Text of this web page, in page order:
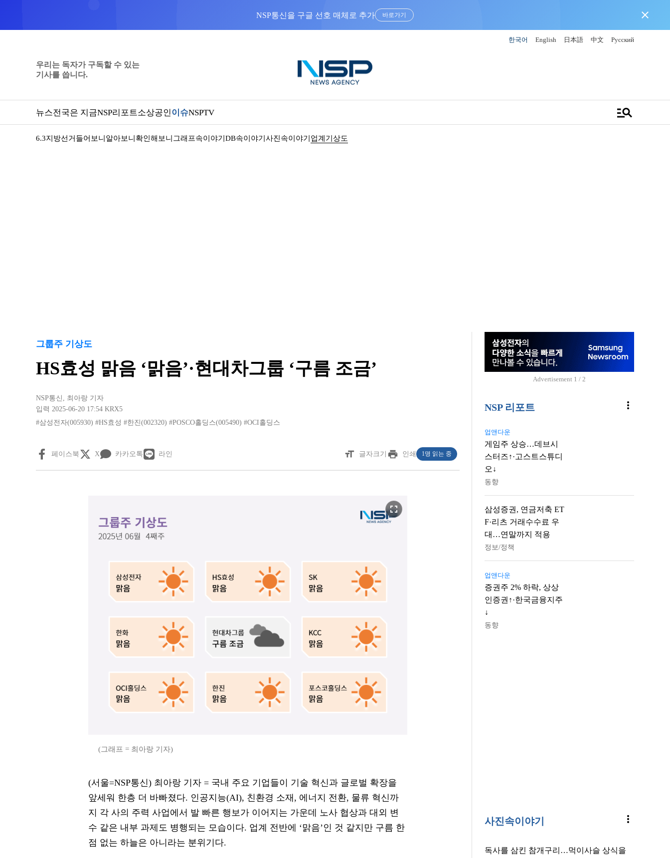
NSP통신을 구글 선호 매체로 추가 바로가기 close
한국어 English 日本語 中文 Русский
우리는 독자가 구독할 수 있는
기사를 씁니다.
뉴스전국은 지금NSP리포트소상공인이슈NSPTV manage_search
6.3지방선거 들어보니 알아보니 확인해보니 그래프속이야기 DB속이야기 사진속이야기 업계기상도
그룹주 기상도
HS효성 맑음 ‘맑음’·현대차그룹 ‘구름 조금’
NSP통신 , 최아랑 기자
입력 2025-06-20 17:54 KRX5
#삼성전자(005930) #HS효성 #한진(002320) #POSCO홀딩스(005490) #OCI홀딩스
페이스북 X 카카오톡 라인 format_size 글자크기 print 인쇄 1명 읽는 중
fullscreen
(그래프 = 최아랑 기자)
(서울=NSP통신) 최아랑 기자 = 국내 주요 기업들이 기술 혁신과 글로벌 확장을
앞세워 한층 더 바빠졌다. 인공지능(AI), 친환경 소재, 에너지 전환, 물류 혁신까
지 각 사의 주력 사업에서 발 빠른 행보가 이어지는 가운데 노사 협상과 대외 변
수 같은 내부 과제도 병행되는 모습이다. 업계 전반에 ‘맑음’인 것 같지만 구름 한
점 없는 하늘은 아니라는 분위기다.
Advertisement 1 / 2
NSP 리포트 more_vert
업앤다운
게임주 상승…데브시
스터즈↑·고스트스튜디
오↓
동향
삼성증권, 연금저축 ET
F·리츠 거래수수료 우
대…연말까지 적용
정보/정책
업앤다운
증권주 2% 하락, 상상
인증권↑·한국금융지주
↓
동향
사진속이야기 more_vert
독사를 삼킨 참개구리…먹이사슬 상식을